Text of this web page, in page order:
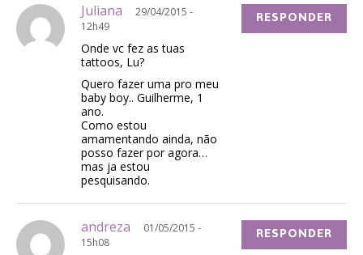
Juliana
29/04/2015 -
12h49
Onde vc fez as tuas
tattoos, Lu?
Quero fazer uma pro meu
baby boy.. Guilherme, 1
ano.
Como estou
amamentando ainda, não
posso fazer por agora…
mas ja estou
pesquisando.
RESPONDER
andreza
01/05/2015 -
15h08
RESPONDER